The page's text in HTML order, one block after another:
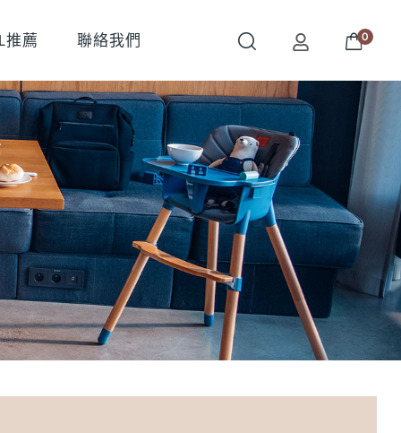
推薦 聯絡我們 0